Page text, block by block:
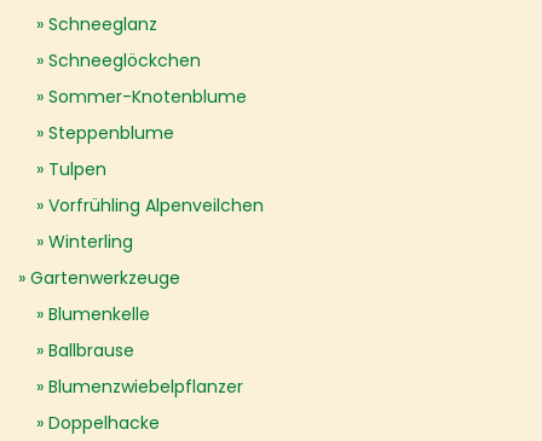
Schneeglanz
Schneeglöckchen
Sommer-Knotenblume
Steppenblume
Tulpen
Vorfrühling Alpenveilchen
Winterling
Gartenwerkzeuge
Blumenkelle
Ballbrause
Blumenzwiebelpflanzer
Doppelhacke